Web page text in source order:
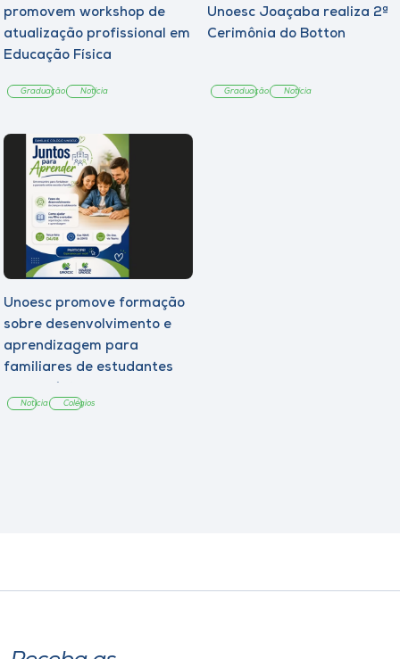
promovem workshop de
atualização profissional em
Educação Física
Graduação Notícia
Unoesc Joaçaba realiza 2ª
Cerimônia do Botton
Graduação Notícia
Unoesc promove formação
sobre desenvolvimento e
aprendizagem para
familiares de estudantes
Notícia Colégios